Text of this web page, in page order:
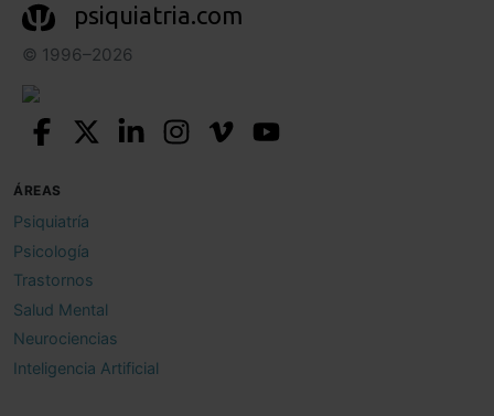
psiquiatria.com
© 1996–2026
ÁREAS
Psiquiatría
Psicología
Trastornos
Salud Mental
Neurociencias
Inteligencia Artificial